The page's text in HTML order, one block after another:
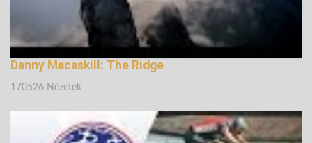
Danny Macaskill: The Ridge
170526 Nézetek